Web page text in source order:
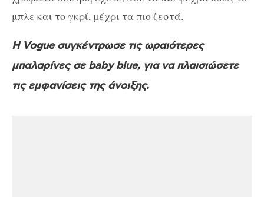
μπλε και το γκρί, μέχρι τα πιο ζεστά.
Η Vogue συγκέντρωσε τις ωραιότερες
μπαλαρίνες σε baby blue, για να πλαισιώσετε
τις εμφανίσεις της άνοιξης.